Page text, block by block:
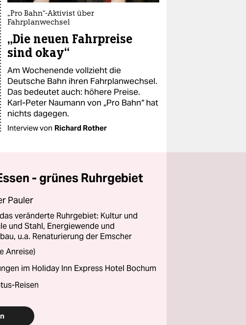
„Pro Bahn“-Aktivist über
Fahrplanwechsel
„Die neuen Fahrpreise
sind okay“
Am Wochenende vollzieht die
Deutsche Bahn ihren Fahrplanwechsel.
Das bedeutet auch: höhere Preise.
Karl-Peter Naumann von „Pro Bahn“ hat
nichts dagegen.
Interview von Richard Rother
- grünes Ruhrgebiet
Pauler
veränderte Ruhrgebiet: Kultur und
und Stahl, Energiewende und
u.a. Renaturierung der Emscher
Anreise)
im Holiday Inn Express Hotel Bochum
Reisen